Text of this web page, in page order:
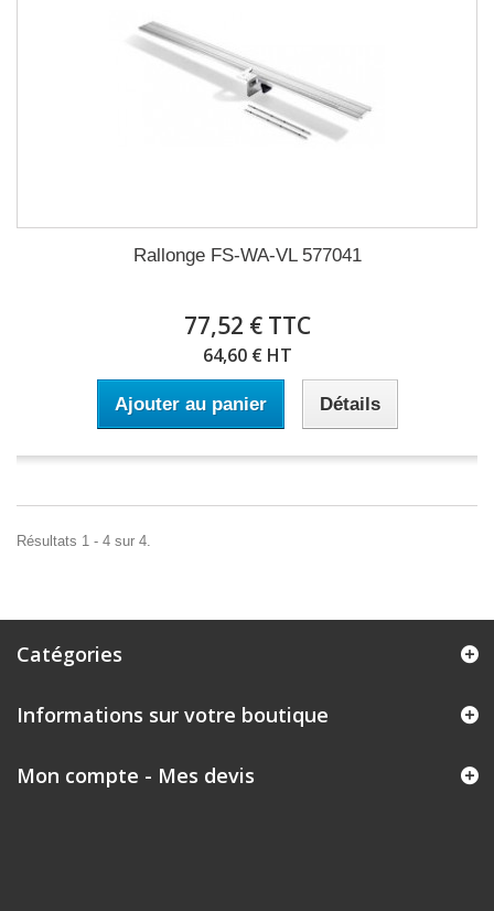
Rallonge FS-WA-VL 577041
77,52 € TTC
64,60 € HT
Ajouter au panier Détails
Résultats 1 - 4 sur 4.
Catégories
Informations sur votre boutique
Mon compte - Mes devis